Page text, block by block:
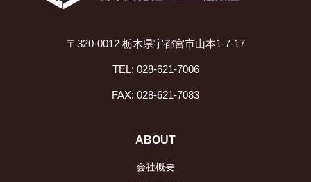
〒320-0012 栃木県宇都宮市山本1-7-17
TEL: 028-621-7006
FAX: 028-621-7083
ABOUT
会社概要